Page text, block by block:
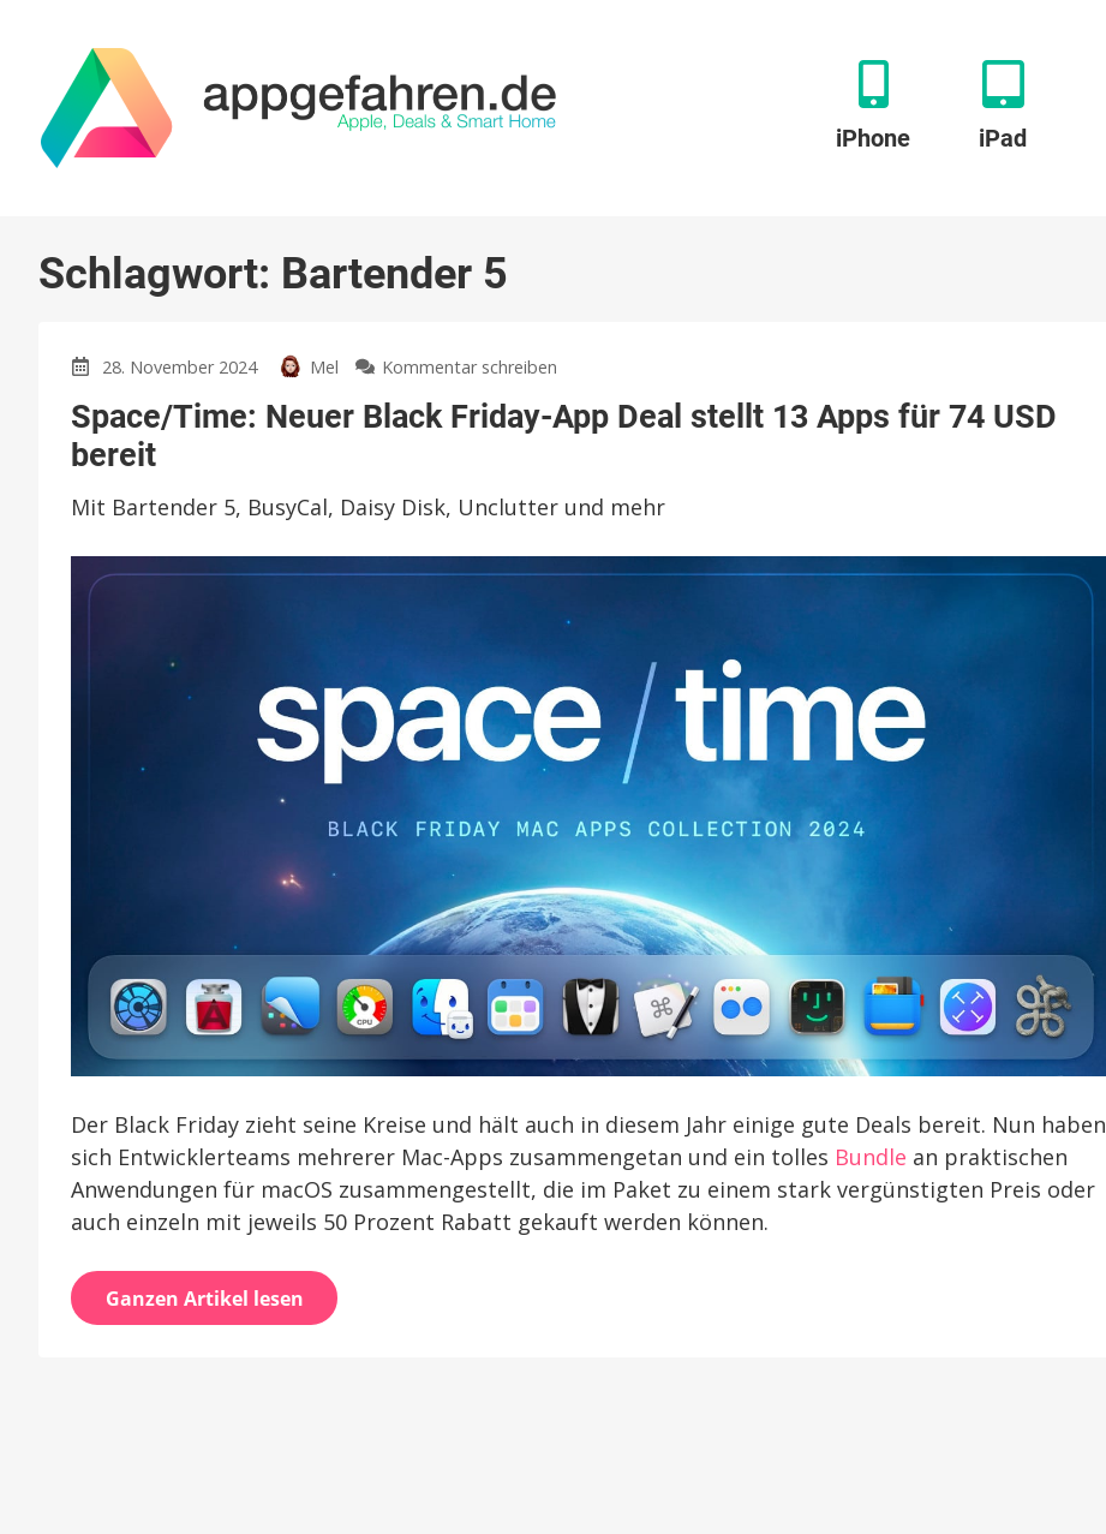
iPhone iPad
Schlagwort: Bartender 5
28. November 2024 Mel Kommentar schreiben
Neuer
Deal
13
für
bereit
Space/Time: Neuer Black Friday-App Deal stellt 13 Apps für 74 USD
bereit
Mit Bartender 5, BusyCal, Daisy Disk, Unclutter und mehr
Der Black Friday zieht seine Kreise und hält auch in diesem Jahr einige gute Deals bereit. Nun haben
sich Entwicklerteams mehrerer Mac-Apps zusammengetan und ein tolles Bundle an praktischen
Anwendungen für macOS zusammengestellt, die im Paket zu einem stark vergünstigten Preis oder
auch einzeln mit jeweils 50 Prozent Rabatt gekauft werden können.
Ganzen Artikel lesen